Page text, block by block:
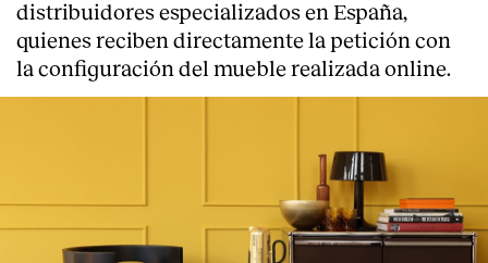
distribuidores especializados en España,
quienes reciben directamente la petición con
la configuración del mueble realizada online.